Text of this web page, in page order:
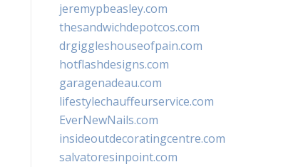
jeremypbeasley.com
thesandwichdepotcos.com
drgiggleshouseofpain.com
hotflashdesigns.com
garagenadeau.com
lifestylechauffeurservice.com
EverNewNails.com
insideoutdecoratingcentre.com
salvatoresinpoint.com